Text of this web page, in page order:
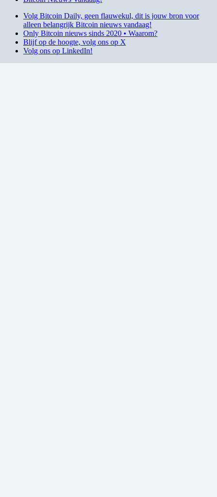
Volg Bitcoin Daily, geen flauwekul, dit is jouw bron voor
alleen belangrijk Bitcoin nieuws vandaag!
Only Bitcoin nieuws sinds 2020 • Waarom?
Blijf op de hoogte, volg ons op X
Volg ons op LinkedIn!